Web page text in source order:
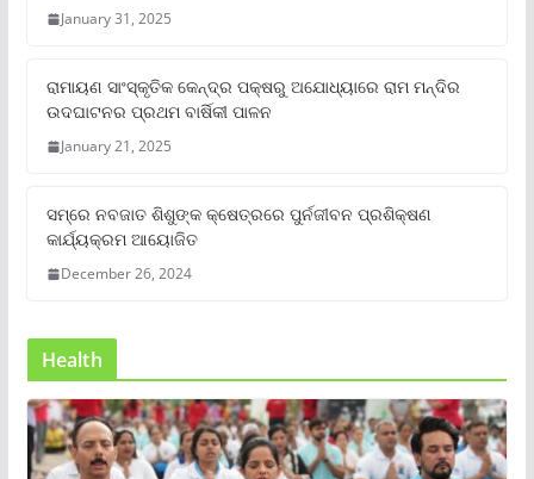
January 31, 2025
ରାମାୟଣ ସାଂସ୍କୃତିକ କେନ୍ଦ୍ର ପକ୍ଷରୁ ଅଯୋଧ୍ୟାରେ ରାମ ମନ୍ଦିର
ଉଦଘାଟନର ପ୍ରଥମ ବାର୍ଷିକୀ ପାଳନ
January 21, 2025
ସମ୍‌ରେ ନବଜାତ ଶିଶୁଙ୍କ କ୍ଷେତ୍ରରେ ପୁର୍ନଜୀବନ ପ୍ରଶିକ୍ଷଣ
କାର୍ଯ୍ୟକ୍ରମ ଆୟୋଜିତ
December 26, 2024
Health